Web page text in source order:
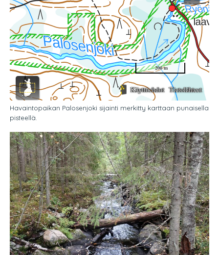
Havaintopaikan Palosenjoki sijainti merkitty karttaan punaisella
pisteellä.